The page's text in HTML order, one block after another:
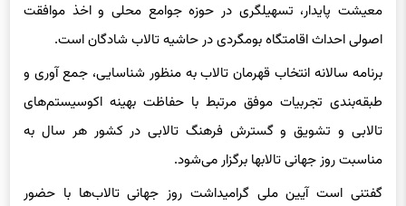
معیشت پایدار، تسهیلگری در حوزه جوامع محلی و اخذ موافقت
اصولی احداث اقامتگاه بومگردی در حاشیه تالاب شادگان است.
برنامه سالانه انتخاب قهرمان تالاب به منظور شناسایی، جمع آوری و
طبقه‌بندی تجربیات موفق مرتبط با حفاظت بهینه اکوسیستم‌های
تالابی و تشویق و گسترش فرهنگ تالابی در کشور هر سال به
مناسبت روز جهانی تالابها برگزار می‌شود.
گفتنی است آیین ملی گرامیداشت روز جهانی تالاب‌ها با حضور